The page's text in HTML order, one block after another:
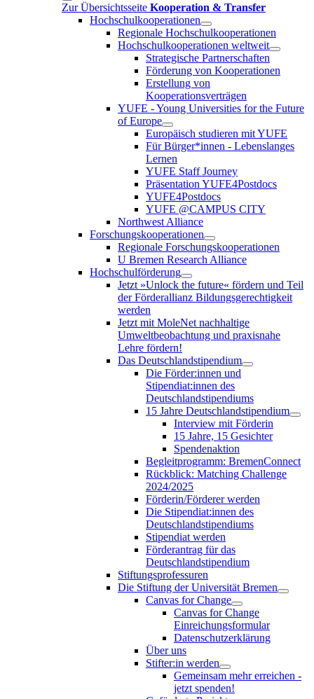
Zur Übersichtsseite Kooperation & Transfer
Hochschulkooperationen
Regionale Hochschulkooperationen
Hochschulkooperationen weltweit
Strategische Partnerschaften
Förderung von Kooperationen
Erstellung von
Kooperationsverträgen
YUFE - Young Universities for the Future
of Europe
Europäisch studieren mit YUFE
Für Bürger*innen - Lebenslanges
Lernen
YUFE Staff Journey
Präsentation YUFE4Postdocs
YUFE4Postdocs
YUFE @CAMPUS CITY
Northwest Alliance
Forschungskooperationen
Regionale Forschungskooperationen
U Bremen Research Alliance
Hochschulförderung
Jetzt »Unlock the future« fördern und Teil
der Förderallianz Bildungsgerechtigkeit
werden
Jetzt mit MoleNet nachhaltige
Umweltbeobachtung und praxisnahe
Lehre fördern!
Das Deutschlandstipendium
Die Förder:innen und
Stipendiat:innen des
Deutschlandstipendiums
15 Jahre Deutschlandstipendium
Interview mit Förderin
15 Jahre, 15 Gesichter
Spendenaktion
Begleitprogramm: BremenConnect
Rückblick: Matching Challenge
2024/2025
Förderin/Förderer werden
Die Stipendiat:innen des
Deutschlandstipendiums
Stipendiat werden
Förderantrag für das
Deutschlandstipendium
Stiftungsprofessuren
Die Stiftung der Universität Bremen
Canvas for Change
Canvas for Change
Einreichungsformular
Datenschutzerklärung
Über uns
Stifter:in werden
Gemeinsam mehr erreichen -
jetzt spenden!